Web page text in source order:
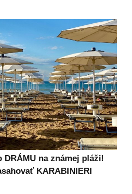
na známej pláži!
KARABINIERI